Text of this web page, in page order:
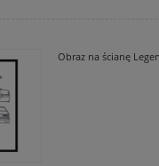
Obraz na ścianę